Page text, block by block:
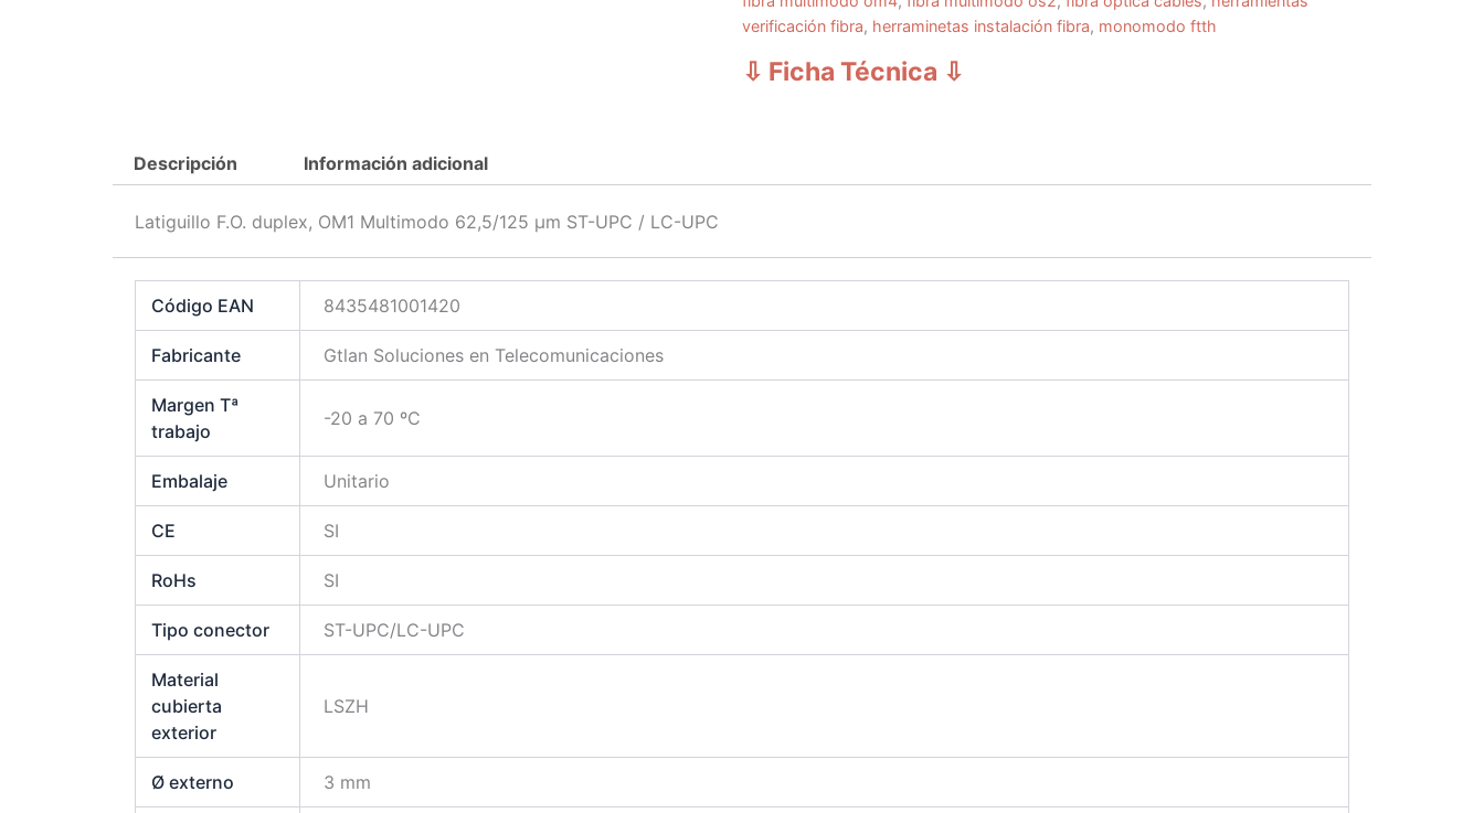
verificación fibra, herraminetas instalación fibra, monomodo ftth
⇩ Ficha Técnica ⇩
Descripción Información adicional
Latiguillo F.O. duplex, OM1 Multimodo 62,5/125 μm ST-UPC / LC-UPC
Código EAN 8435481001420
Fabricante Gtlan Soluciones en Telecomunicaciones
Margen Tª
trabajo
-20 a 70 ºC
Embalaje Unitario
CE SI
RoHs SI
Tipo conector ST-UPC/LC-UPC
Material
cubierta
exterior
LSZH
Ø externo 3 mm